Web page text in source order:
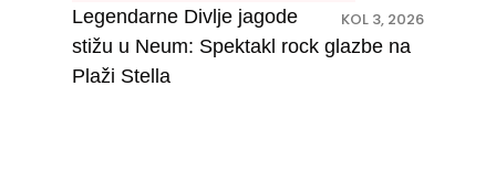
KOL 3, 2026
Legendarne Divlje jagode
stižu u Neum: Spektakl rock glazbe na
Plaži Stella